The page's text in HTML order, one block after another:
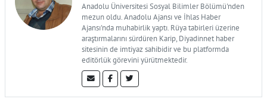
Anadolu Üniversitesi Sosyal Bilimler Bölümü'nden
mezun oldu. Anadolu Ajansı ve İhlas Haber
Ajansı'nda muhabirlik yaptı. Rüya tabirleri üzerine
araştırmalarını sürdüren Karip, Diyadinnet haber
sitesinin de imtiyaz sahibidir ve bu platformda
editörlük görevini yürütmektedir.